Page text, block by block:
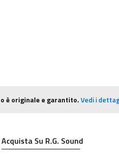
è originale e garantito.Vedi i
Acquista Su R.G. Sound